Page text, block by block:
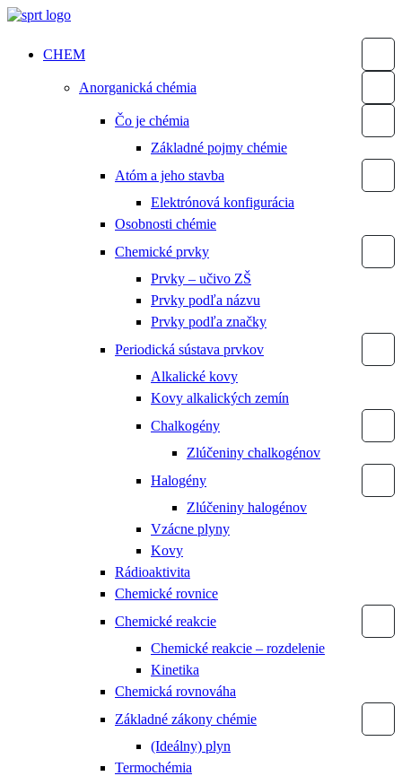
Preskočiť
CHEM
Anorganická chémia
Čo je chémia
Základné pojmy chémie
Atóm a jeho stavba
Elektrónová konfigurácia
Osobnosti chémie
Chemické prvky
Prvky – učivo ZŠ
Prvky podľa názvu
Prvky podľa značky
Periodická sústava prvkov
Alkalické kovy
Kovy alkalických zemín
Chalkogény
Zlúčeniny chalkogénov
Halogény
Zlúčeniny halogénov
Vzácne plyny
Kovy
Rádioaktivita
Chemické rovnice
Chemické reakcie
Chemické reakcie – rozdelenie
Kinetika
Chemická rovnováha
Základné zákony chémie
(Ideálny) plyn
Termochémia